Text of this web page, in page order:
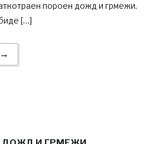
пороен дожд и грмежи.
[…]